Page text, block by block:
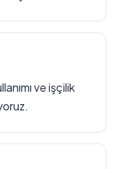
ve işçilik